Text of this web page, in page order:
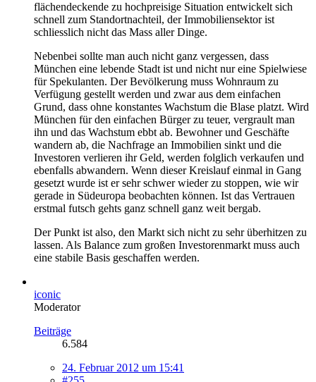
flächendeckende zu hochpreisige Situation entwickelt sich
schnell zum Standortnachteil, der Immobiliensektor ist
schliesslich nicht das Mass aller Dinge.
Nebenbei sollte man auch nicht ganz vergessen, dass
München eine lebende Stadt ist und nicht nur eine Spielwiese
für Spekulanten. Der Bevölkerung muss Wohnraum zu
Verfügung gestellt werden und zwar aus dem einfachen
Grund, dass ohne konstantes Wachstum die Blase platzt. Wird
München für den einfachen Bürger zu teuer, vergrault man
ihn und das Wachstum ebbt ab. Bewohner und Geschäfte
wandern ab, die Nachfrage an Immobilien sinkt und die
Investoren verlieren ihr Geld, werden folglich verkaufen und
ebenfalls abwandern. Wenn dieser Kreislauf einmal in Gang
gesetzt wurde ist er sehr schwer wieder zu stoppen, wie wir
gerade in Südeuropa beobachten können. Ist das Vertrauen
erstmal futsch gehts ganz schnell ganz weit bergab.
Der Punkt ist also, den Markt sich nicht zu sehr überhitzen zu
lassen. Als Balance zum großen Investorenmarkt muss auch
eine stabile Basis geschaffen werden.
iconic
Moderator
Beiträge
6.584
24. Februar 2012 um 15:41